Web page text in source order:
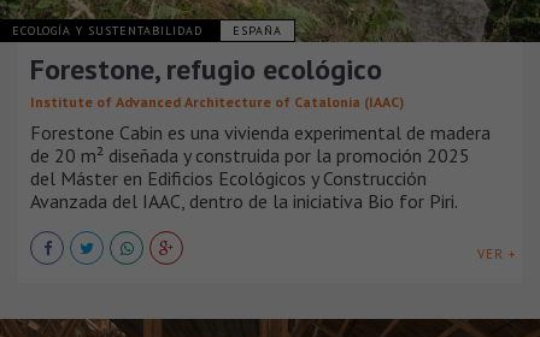
ECOLOGÍA Y SUSTENTABILIDAD ESPAÑA
Forestone, refugio ecológico
Institute of Advanced Architecture of Catalonia (IAAC)
Forestone Cabin es una vivienda experimental de madera
de 20 m² diseñada y construida por la promoción 2025
del Máster en Edificios Ecológicos y Construcción
Avanzada del IAAC, dentro de la iniciativa Bio for Piri.
VER +